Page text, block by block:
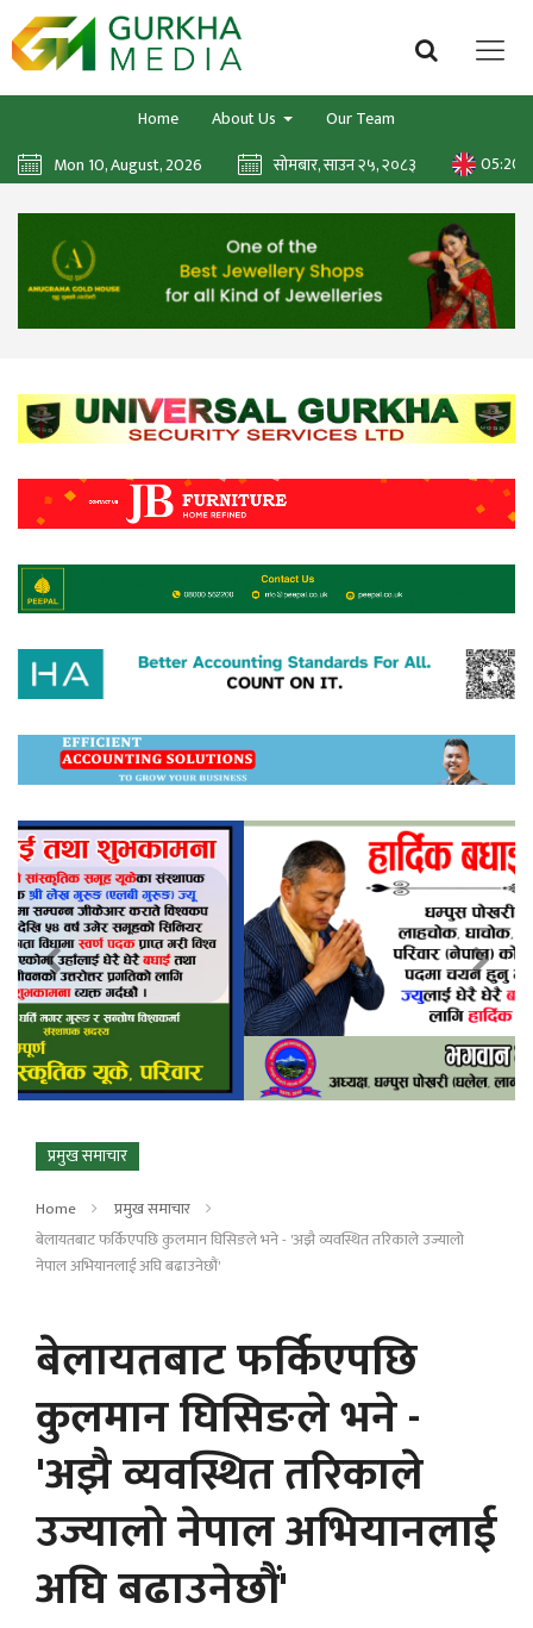
Home About Us
Our Team
Mon 10, August, 2026
सोमबार, साउन २५, २०८३
प्रमुख समाचार
Home
प्रमुख समाचार
बेलायतबाट फर्किएपछि कुलमान घिसिङले भने - 'अझै व्यवस्थित तरिकाले उज्यालो
नेपाल अभियानलाई अघि बढाउनेछौं'
बेलायतबाट फर्किएपछि
कुलमान घिसिङले भने -
'अझै व्यवस्थित तरिकाले
उज्यालो नेपाल अभियानलाई
अघि बढाउनेछौं'